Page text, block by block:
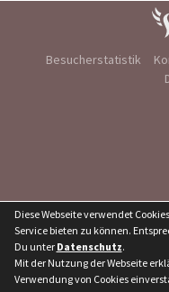
Besucherstatistik
Diese Webseite verwendet
Service bieten zu können.
Du unter Datenschutz.
Mit der Nutzung der Webseite
Verwendung von Cookies